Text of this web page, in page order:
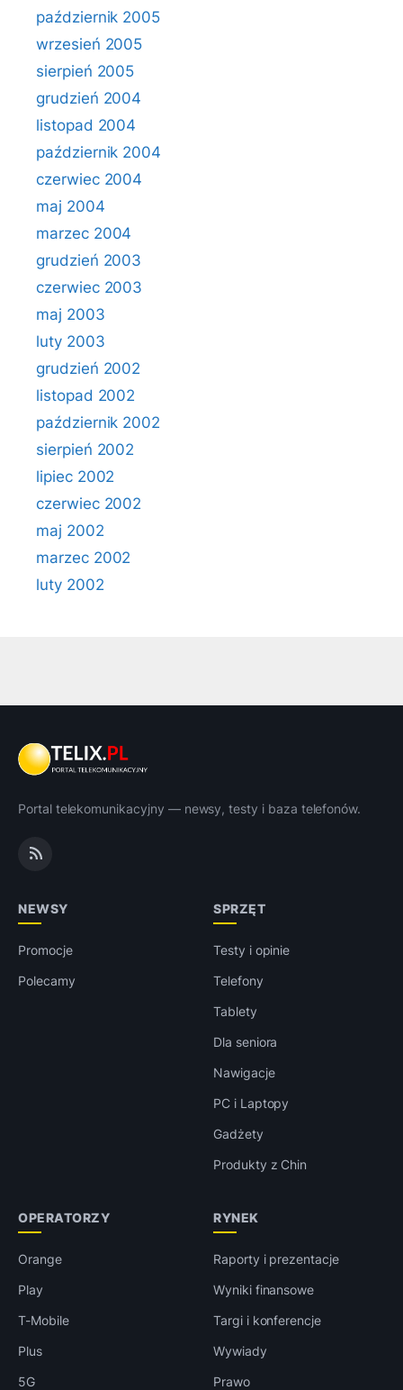
październik 2005
wrzesień 2005
sierpień 2005
grudzień 2004
listopad 2004
październik 2004
czerwiec 2004
maj 2004
marzec 2004
grudzień 2003
czerwiec 2003
maj 2003
luty 2003
grudzień 2002
listopad 2002
październik 2002
sierpień 2002
lipiec 2002
czerwiec 2002
maj 2002
marzec 2002
luty 2002
Portal telekomunikacyjny — newsy, testy i baza telefonów.
NEWSY
Promocje
Polecamy
SPRZĘT
Testy i opinie
Telefony
Tablety
Dla seniora
Nawigacje
PC i Laptopy
Gadżety
Produkty z Chin
OPERATORZY
Orange
Play
T-Mobile
Plus
5G
RYNEK
Raporty i prezentacje
Wyniki finansowe
Targi i konferencje
Wywiady
Prawo